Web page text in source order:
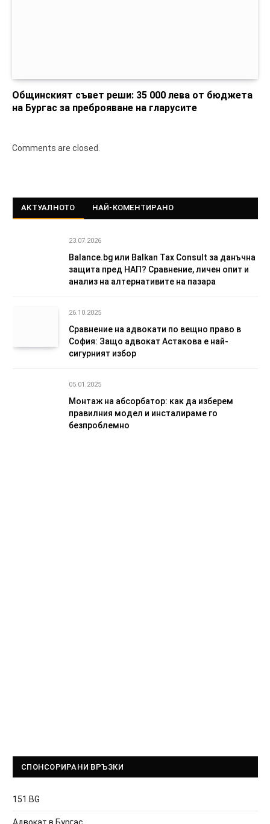
Общинският съвет реши: 35 000 лева от бюджета
на Бургас за преброяване на гларусите
Comments are closed.
АКТУАЛНОТО НАЙ-КОМЕНТИРАНО
23.07.2026
Balance.bg или Balkan Tax Consult за данъчна
защита пред НАП? Сравнение, личен опит и
анализ на алтернативите на пазара
26.10.2025
Сравнение на адвокати по вещно право в
София: Защо адвокат Астакова е най-
сигурният избор
05.01.2025
Монтаж на абсорбатор: как да изберем
правилния модел и инсталираме го
безпроблемно
СПОНСОРИРАНИ ВРЪЗКИ
151.BG